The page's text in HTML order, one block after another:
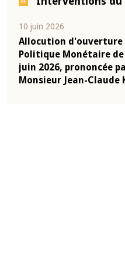
04 mars 2026
Allocution d'ouverture
Politique Monétaire de
mars 2026, prononcée
Monsieur Jean-Claude